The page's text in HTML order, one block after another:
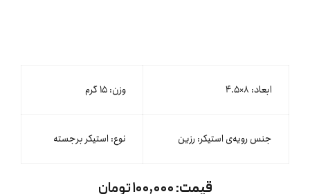
ابعاد: ۸×۴.۵ وزن: ۱۵ گرم
جنس رویه‌ی استیکر: رزین نوع: استیکر برجسته
قیمت:۱۰۰,۰۰۰ تومان